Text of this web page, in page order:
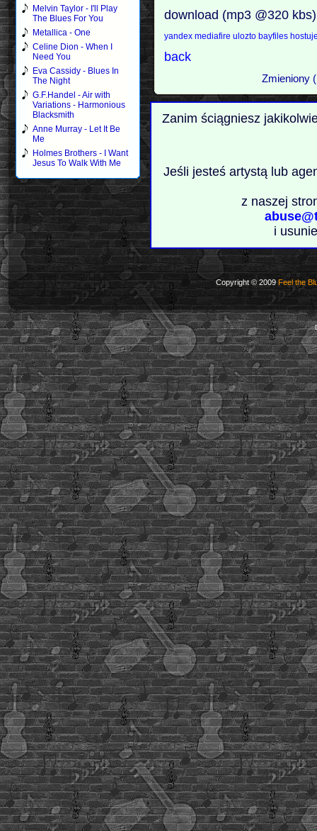
Melvin Taylor - I'll Play
The Blues For You
Metallica - One
Celine Dion - When I
Need You
Eva Cassidy - Blues In
The Night
G.F.Handel - Air with
Variations - Harmonious
Blacksmith
Anne Murray - Let It Be
Me
Holmes Brothers - I Want
Jesus To Walk With Me
download (mp3 @320
yandexmediafire uloztobayfiles
back
Zmieniony
Zanim ściągniesz
Jeśli jesteś artystą lub
z naszej
i
Copyright © 2009 Feel the